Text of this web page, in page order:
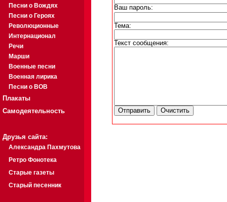
Песни о Вождях
Песни о Героях
Революционные
Интернационал
Речи
Марши
Военные песни
Военная лирика
Песни о ВОВ
Плакаты
Самодеятельность
Друзья сайта:
Александра Пахмутова
Ретро Фонотека
Старые газеты
Старый песенник
Ваш пароль:
Тема:
Текст сообщения: